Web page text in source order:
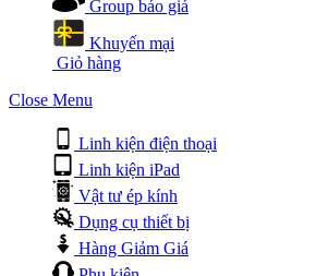
Group báo giá
Khuyến mại
Giỏ hàng
Close Menu
Linh kiện điện thoại
Linh kiện iPad
Vật tư ép kính
Dụng cụ thiết bị
Hàng Giảm Giá